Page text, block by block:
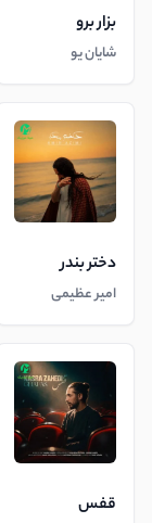
بزار برو
شایان یو
دختر بندر
امیر عظیمی
قفس